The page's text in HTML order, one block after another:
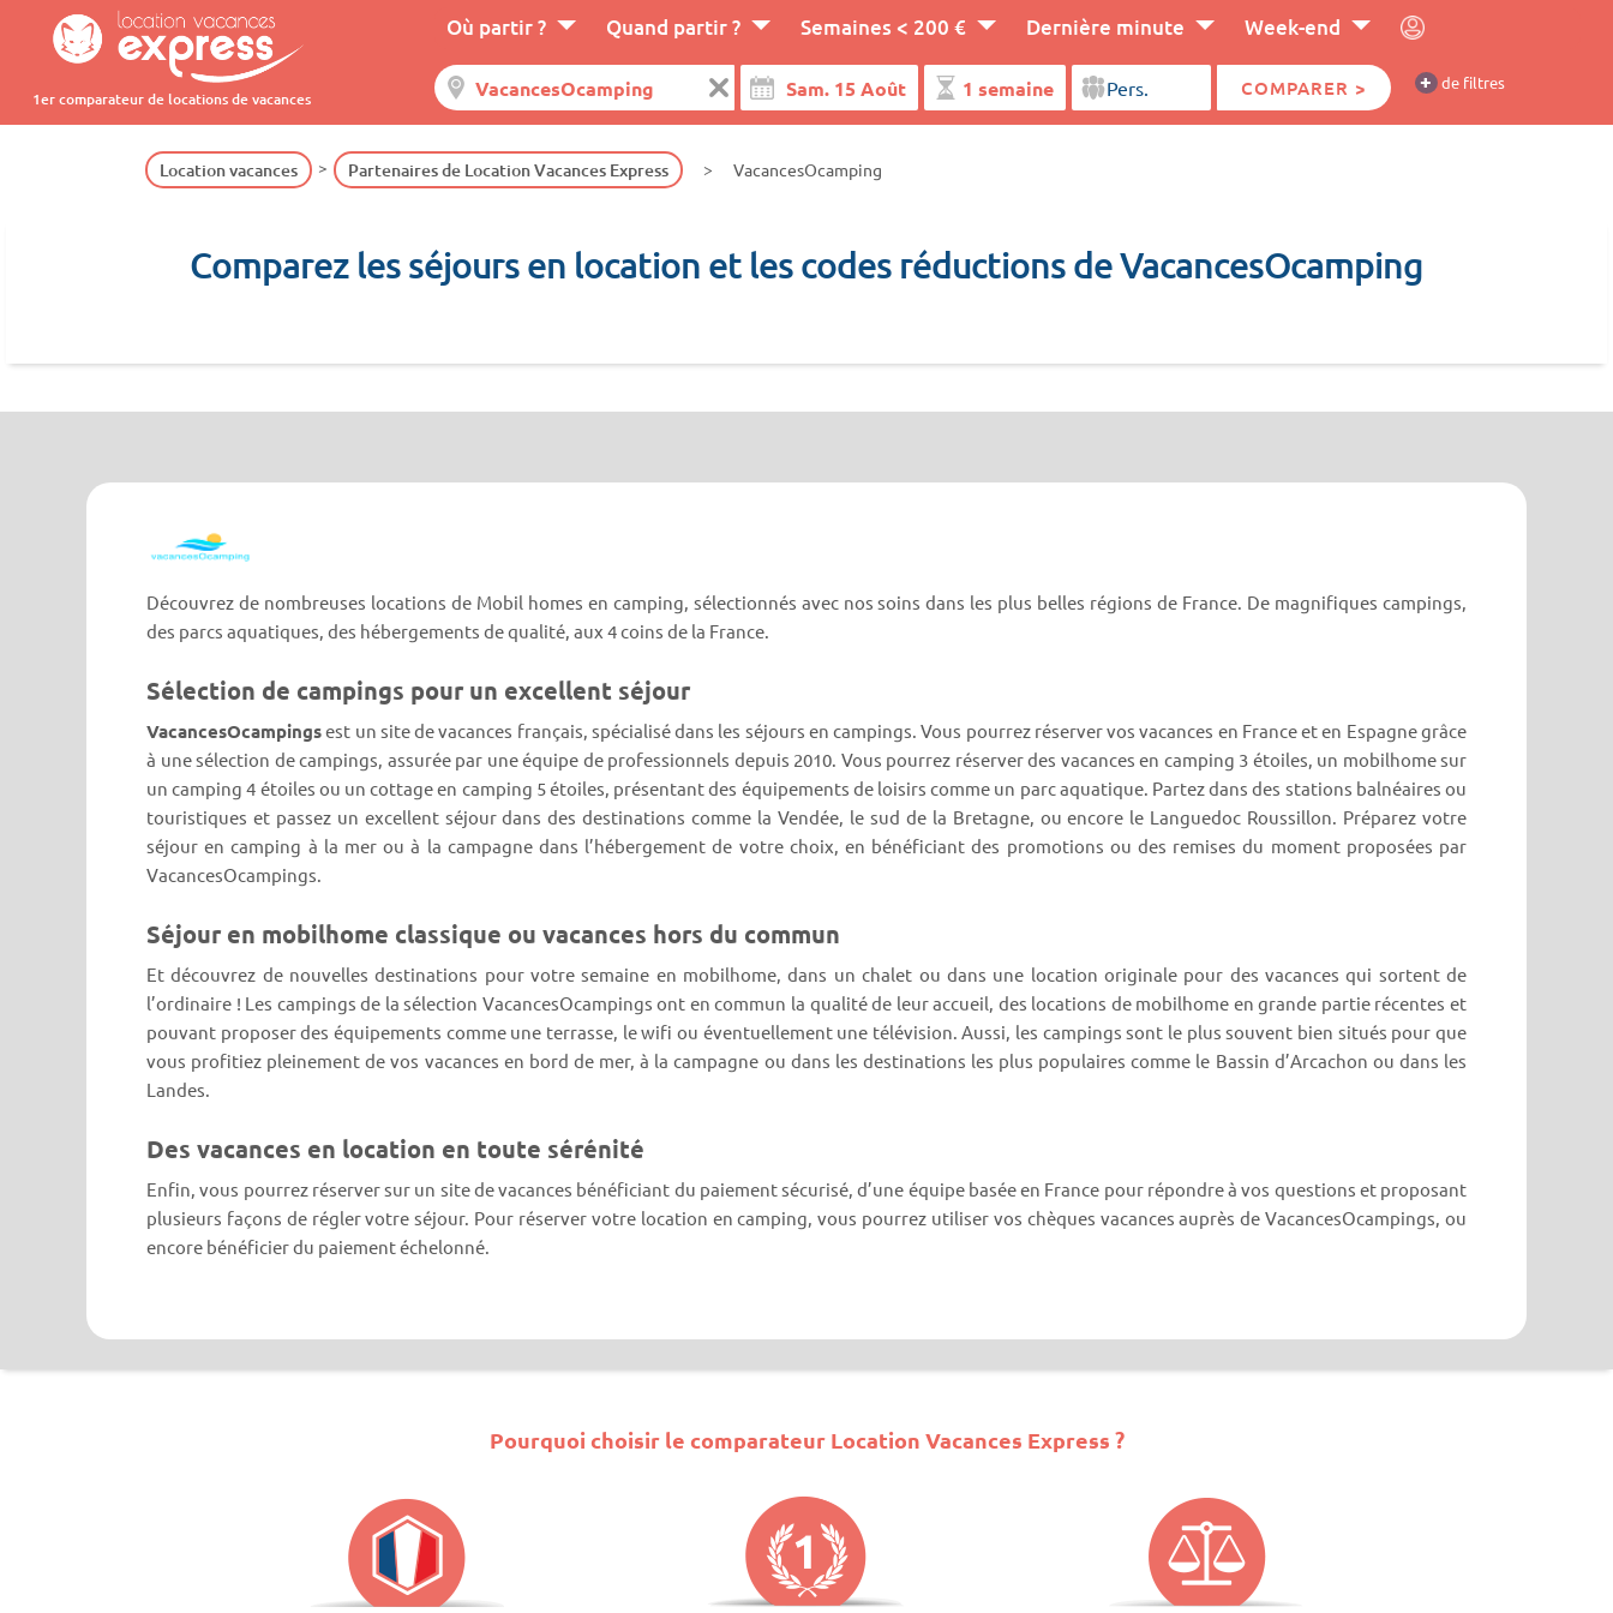
1er comparateur de locations de vacances
Où partir ? Quand partir ? Semaines < 200 € Dernière minute Week-end
COMPARER > + de filtres
Location vacances Partenaires de Location Vacances Express VacancesOcamping
Comparez les séjours en location et les codes réductions de VacancesOcamping
Découvrez de nombreuses locations de Mobil homes en camping, sélectionnés avec nos soins dans les plus belles régions de France. De magnifiques campings,
des parcs aquatiques, des hébergements de qualité, aux 4 coins de la France.
Sélection de campings pour un excellent séjour
VacancesOcampingsest un site de vacances français, spécialisé dans les séjours en campings. Vous pourrez réserver vos vacances en France et en Espagne grâce
à une sélection de campings, assurée par une équipe de professionnels depuis 2010. Vous pourrez réserver des vacances en camping 3 étoiles, un mobilhome sur
un camping 4 étoiles ou un cottage en camping 5 étoiles, présentant des équipements de loisirs comme un parc aquatique. Partez dans des stations balnéaires ou
touristiques et passez un excellent séjour dans des destinations comme la Vendée, le sud de la Bretagne, ou encore le Languedoc Roussillon. Préparez votre
séjour en camping à la mer ou à la campagne dans l’hébergement de votre choix, en bénéficiant des promotions ou des remises du moment proposées par
VacancesOcampings.
Séjour en mobilhome classique ou vacances hors du commun
Et découvrez de nouvelles destinations pour votre semaine en mobilhome, dans un chalet ou dans une location originale pour des vacances qui sortent de
l’ordinaire ! Les campings de la sélection VacancesOcampings ont en commun la qualité de leur accueil, des locations de mobilhome en grande partie récentes et
pouvant proposer des équipements comme une terrasse, le wifi ou éventuellement une télévision. Aussi, les campings sont le plus souvent bien situés pour que
vous profitiez pleinement de vos vacances en bord de mer, à la campagne ou dans les destinations les plus populaires comme le Bassin d’Arcachon ou dans les
Landes.
Des vacances en location en toute sérénité
Enfin, vous pourrez réserver sur un site de vacances bénéficiant du paiement sécurisé, d’une équipe basée en France pour répondre à vos questions et proposant
plusieurs façons de régler votre séjour. Pour réserver votre location en camping, vous pourrez utiliser vos chèques vacances auprès de VacancesOcampings, ou
encore bénéficier du paiement échelonné.
Pourquoi choisir le comparateur Location Vacances Express ?